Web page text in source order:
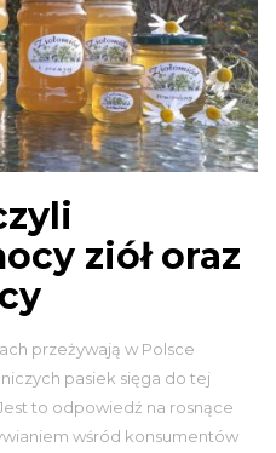
ziół oraz
przeżywają w Polsce
pasiek sięga do tej
to odpowiedź na rosnące
wśród konsumentów